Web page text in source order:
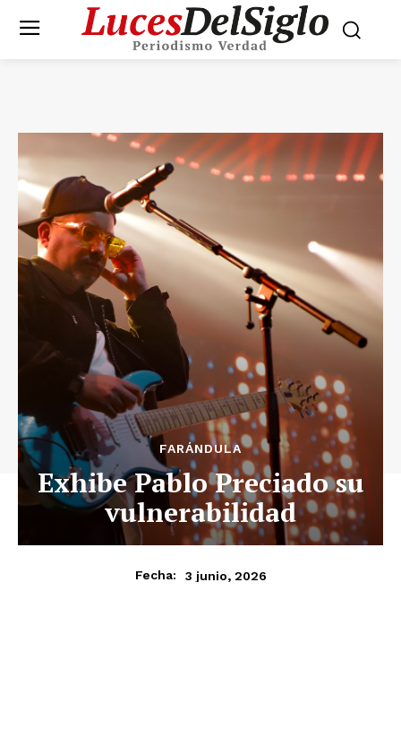
FARÁNDULA
Exhibe Pablo Preciado su
vulnerabilidad
Fecha: 3 junio, 2026